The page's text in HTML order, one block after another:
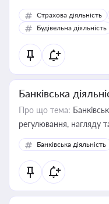
корисне для власника
бухгалтера під час
державного майна,
статусу суб'єктів
Страхова діяльність
Будівельна діяльність
Банківська
Про що тема:
регулювання, нагляду
Банківська діяльність